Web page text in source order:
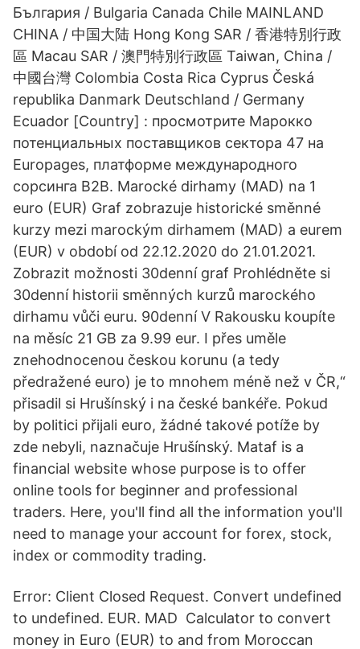
България / Bulgaria Canada Chile MAINLAND
CHINA / 中国大陆 Hong Kong SAR / 香港特別行政
區 Macau SAR / 澳門特別行政區 Taiwan, China /
中國台灣 Colombia Costa Rica Cyprus Česká
republika Danmark Deutschland / Germany
Ecuador [Сountry] : просмотрите Марокко
потенциальных поставщиков сектора 47 на
Europages, платформе международного
сорсинга B2B. Marocké dirhamy (MAD) na 1
euro (EUR) Graf zobrazuje historické směnné
kurzy mezi marockým dirhamem (MAD) a eurem
(EUR) v období od 22.12.2020 do 21.01.2021.
Zobrazit možnosti 30denní graf Prohlédněte si
30denní historii směnných kurzů marockého
dirhamu vůči euru. 90denní V Rakousku koupíte
na měsíc 21 GB za 9.99 eur. I přes uměle
znehodnocenou českou korunu (a tedy
předražené euro) je to mnohem méně než v ČR,“
přisadil si Hrušínský i na české bankéře. Pokud
by politici přijali euro, žádné takové potíže by
zde nebyli, naznačuje Hrušínský. Mataf is a
financial website whose purpose is to offer
online tools for beginner and professional
traders. Here, you'll find all the information you'll
need to manage your account for forex, stock,
index or commodity trading.
Error: Client Closed Request. Convert undefined
to undefined. EUR. MAD Calculator to convert
money in Euro (EUR) to and from Moroccan